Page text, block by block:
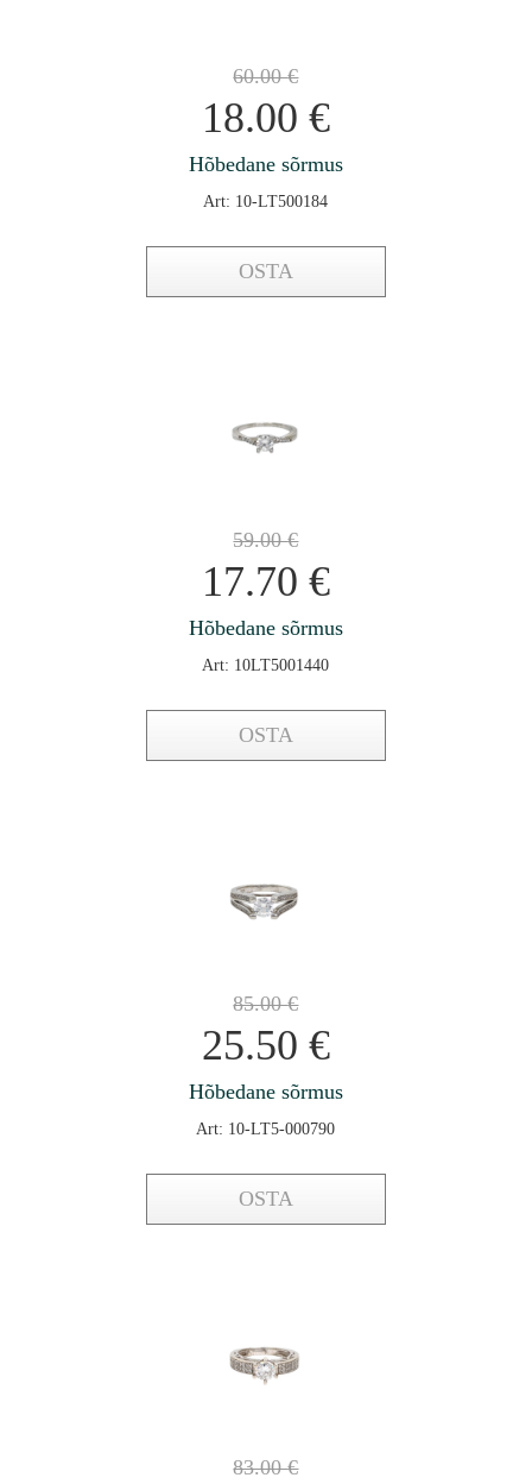
60.00€
18.00 €
Hõbedane sõrmus
Art: 10-LT500184
OSTA
59.00€
17.70 €
Hõbedane sõrmus
Art: 10LT5001440
OSTA
85.00€
25.50 €
Hõbedane sõrmus
Art: 10-LT5-000790
OSTA
83.00€